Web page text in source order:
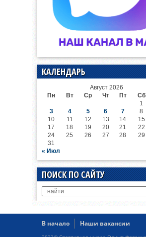
КАЛЕНДАРЬ
Август 2026
Пн
Вт Ср Чт Пт Сб
1
3
4 5 6 7 8
10
11 12 13 14 15
17
18 19 20 21 22
24
25 26 27 28 29
31
« Июл
ПОИСК ПО САЙТУ
В начало Наши вакансии